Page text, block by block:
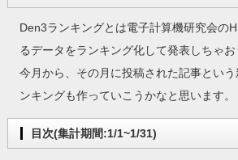
Den3ランキングとは電子計算機研究会の
るデータをランキング化して発表しちゃお
今月から、その月に投稿された記事とい
ンキングも作っていこうかなと思います。
目次(集計期間:1/1~1/31)